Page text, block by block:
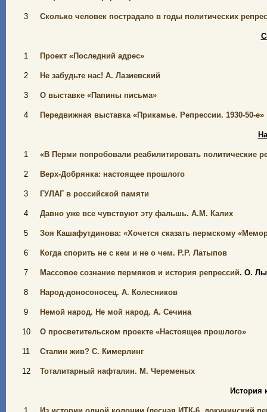
3 Сколько человек пострадало в годы политических
1 Проект «Последний адрес»
2 Не забудьте нас! А. Лазиевский
3 О выставке «Папины письма»
4 Передвижная выставка «Прикамье. Репрессии. 1930-50-е»
1 «В Перми попробовали реабилитировать политические
2 Верх-Добрянка: настоящее прошлого
3 ГУЛАГ в российской памяти
4 Давно уже все чувствуют эту фальшь. А.М. Калих
5 Зоя Кашафутдинова: «Хочется сказать пермскому
6 Когда спорить не с кем и не о чем. Р.Р. Латыпов
7 Массовое сознание пермяков и история репрессий. О.
8 Народ-доносоносец. А. Колесников
9 Немой народ. Не мой народ. А. Сечина
10 О просветительском проекте «Настоящее прошлого»
11 Сталин жив? С. Кимерлинг
12 Тоталитарный нафталин. М. Череменых
История